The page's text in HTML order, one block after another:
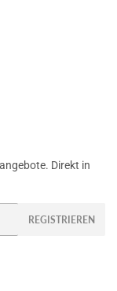
Direkt in
REGISTRIEREN